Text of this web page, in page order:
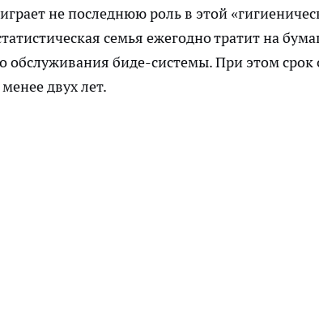
не последнюю роль в этой
семья ежегодно тратит на
обслуживания биде-системы. При этом
двух лет.